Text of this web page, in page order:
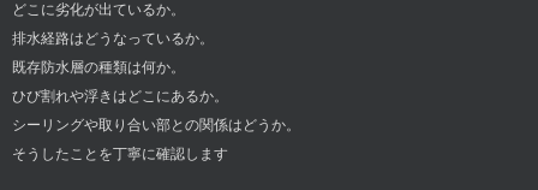
どこに劣化が出ているか。
排水経路はどうなっているか。
既存防水層の種類は何か。
ひび割れや浮きはどこにあるか。
シーリングや取り合い部との関係はどうか。
そうしたことを丁寧に確認します